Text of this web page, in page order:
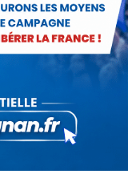
WhatsApp
France